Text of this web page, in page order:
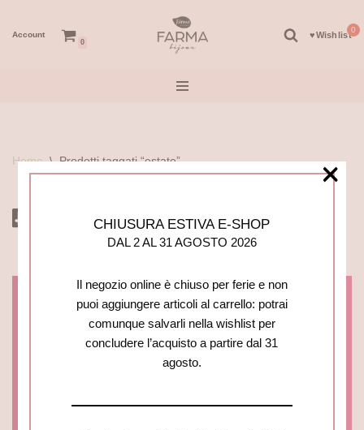
Account
0
♥︎Wishlist
Home \ Prodotti taggati “estate”
Login/Registration
CHIUSO PER FERIE FINO AL 31/08/2026.
Nel frattempo crea un account così potrai scegliere i
Potrai completare l’acquisto a partire dal 31 agosto e in
CHIUSURA ESTIVA E-SHOP
DAL 2 AL 31 AGOSTO 2026
Il negozio online è chiuso per ferie e non
puoi aggiungere articoli al carrello: potrai
comunque salvarli nella wishlist per
concludere l’acquisto a partire dal 31
agosto.
×